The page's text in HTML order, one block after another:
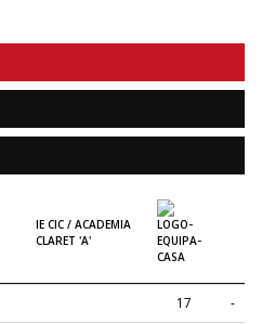
IE CIC / ACADEMIA
CLARET 'A'
17 -